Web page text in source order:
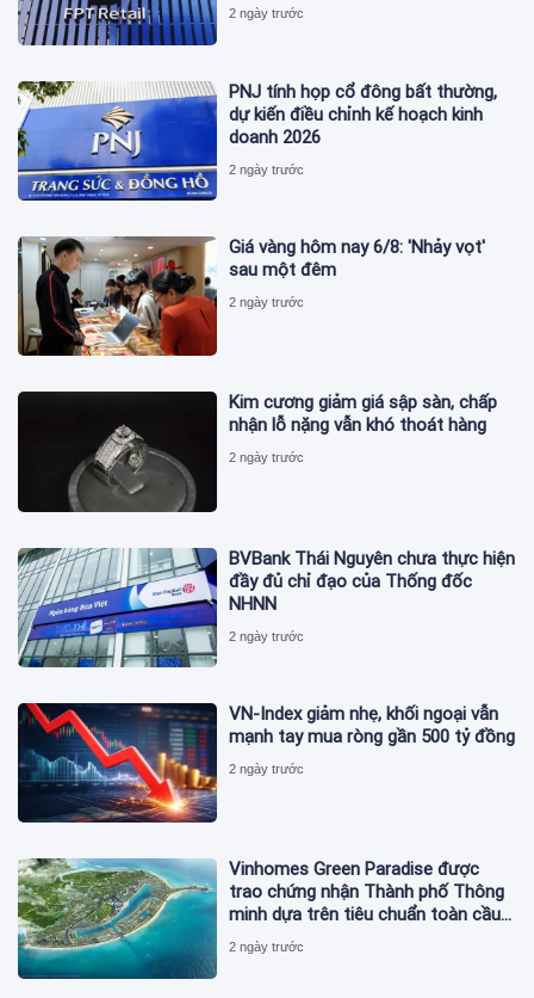
2 ngày trước
PNJ tính họp cổ đông bất thường,
dự kiến điều chỉnh kế hoạch kinh
doanh 2026
2 ngày trước
Giá vàng hôm nay 6/8: 'Nhảy vọt'
sau một đêm
2 ngày trước
Kim cương giảm giá sập sàn, chấp
nhận lỗ nặng vẫn khó thoát hàng
2 ngày trước
BVBank Thái Nguyên chưa thực hiện
đầy đủ chỉ đạo của Thống đốc
NHNN
2 ngày trước
VN-Index giảm nhẹ, khối ngoại vẫn
mạnh tay mua ròng gần 500 tỷ đồng
2 ngày trước
Vinhomes Green Paradise được
trao chứng nhận Thành phố Thông
minh dựa trên tiêu chuẩn toàn cầu
ISO 37122
2 ngày trước